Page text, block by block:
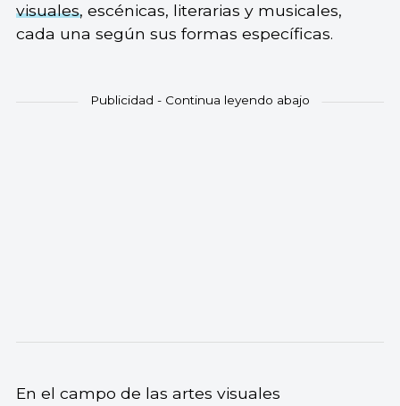
visuales, escénicas, literarias y musicales,
cada una según sus formas específicas.
En el campo de las artes visuales